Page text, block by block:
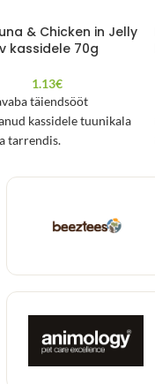
& Chicken in Jelly
kassidele 70g
1.13€
täiendsööt
kassidele tuunikala
tarrendis.